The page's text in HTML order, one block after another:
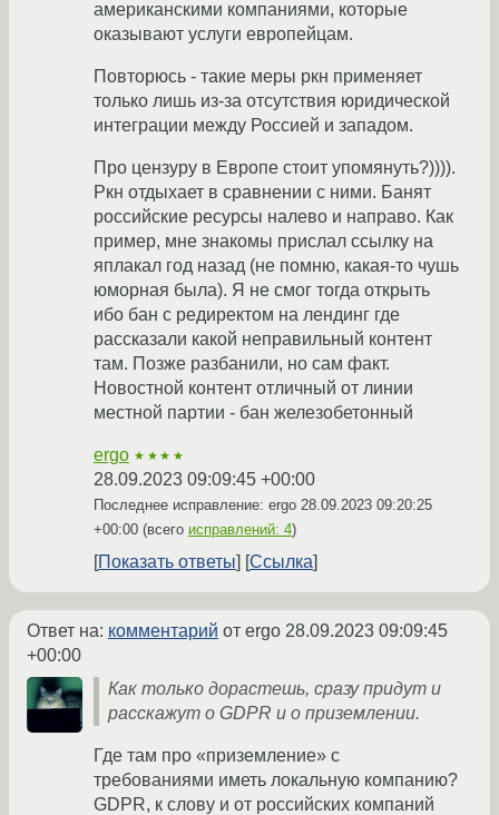
американскими компаниями, которые
оказывают услуги европейцам.
Повторюсь - такие меры ркн применяет
только лишь из-за отсутствия юридической
интеграции между Россией и западом.
Про цензуру в Европе стоит упомянуть?)))).
Ркн отдыхает в сравнении с ними. Банят
российские ресурсы налево и направо. Как
пример, мне знакомы прислал ссылку на
яплакал год назад (не помню, какая-то чушь
юморная была). Я не смог тогда открыть
ибо бан с редиректом на лендинг где
рассказали какой неправильный контент
там. Позже разбанили, но сам факт.
Новостной контент отличный от линии
местной партии - бан железобетонный
ergo ★★★★
28.09.2023 09:09:45 +00:00
Последнее исправление: ergo 28.09.2023 09:20:25
+00:00 (всего исправлений: 4)
Показать ответы Ссылка
Ответ на: комментарий от ergo 28.09.2023 09:09:45
+00:00
Как только дорастешь, сразу придут и
расскажут о GDPR и о приземлении.
Где там про «приземление» с
требованиями иметь локальную компанию?
GDPR, к слову и от российских компаний